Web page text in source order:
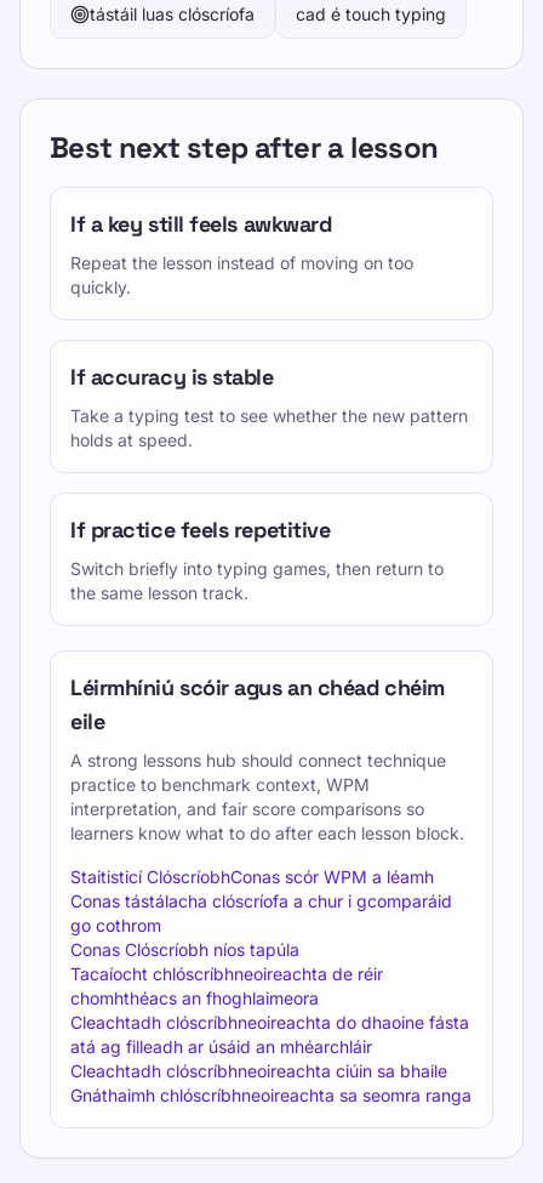
tástáil luas clóscríofa cad é touch typing
Best next step after a lesson
If a key still feels awkward
Repeat the lesson instead of moving on too
quickly.
If accuracy is stable
Take a typing test to see whether the new pattern
holds at speed.
If practice feels repetitive
Switch briefly into typing games, then return to
the same lesson track.
Léirmhíniú scóir agus an chéad chéim
eile
A strong lessons hub should connect technique
practice to benchmark context, WPM
interpretation, and fair score comparisons so
learners know what to do after each lesson block.
Staitisticí ClóscríobhConas scór WPM a léamh
Conas tástálacha clóscríofa a chur i gcomparáid
go cothrom
Conas Clóscríobh níos tapúla
Tacaíocht chlóscríbhneoireachta de réir
chomhthéacs an fhoghlaimeora
Cleachtadh clóscríbhneoireachta do dhaoine fásta
atá ag filleadh ar úsáid an mhéarchláir
Cleachtadh clóscríbhneoireachta ciúin sa bhaile
Gnáthaimh chlóscríbhneoireachta sa seomra ranga